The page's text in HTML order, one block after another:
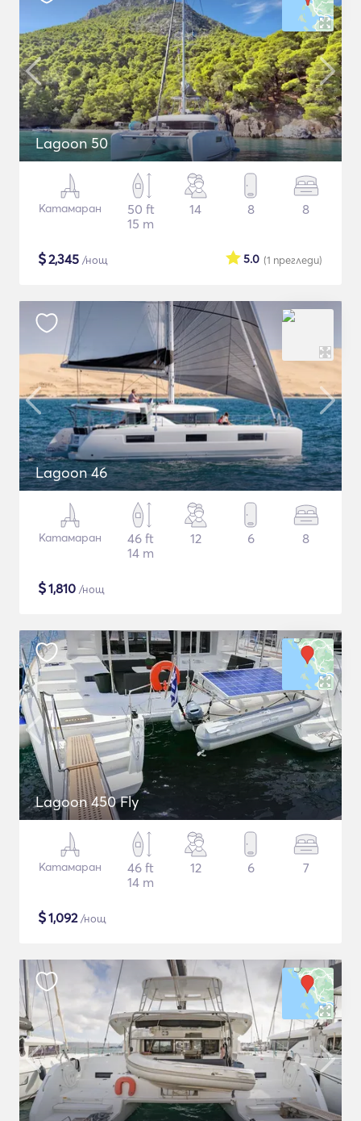
Lagoon 50
Катамаран
50 ft
15 m
14 8 8
$2,345 /нощ (1 прегледи)
5.0
Lagoon 46
Катамаран
46 ft
14 m
12 6 8
$1,810 /нощ
Lagoon 450 Fly
Катамаран
46 ft
14 m
12 6 7
$1,092/нощ